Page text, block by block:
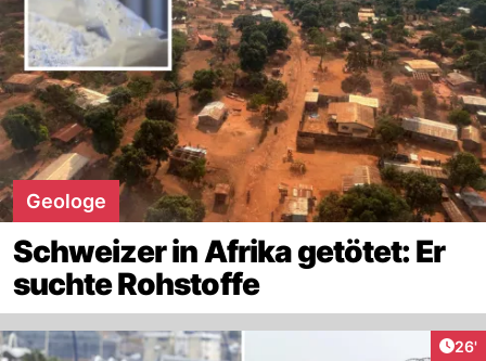
Geologe
Schweizer in Afrika getötet: Er
suchte Rohstoffe
26'